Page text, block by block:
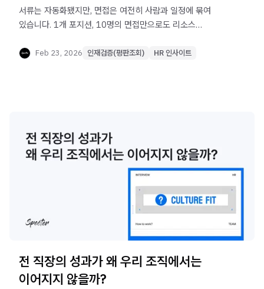
서류는 자동화됐지만, 면접은 여전히 사람과 일정에 묶여
있습니다. 1개 포지션, 10명의 면접만으로도 리소스
전제로 한 설계입니다. 스펙터가 이 구조를 재설계하는
Feb 23, 2026 인재검증(평판조회) HR 인사이트
전 직장의 성과가 왜 우리 조직에서는
이어지지 않을까?